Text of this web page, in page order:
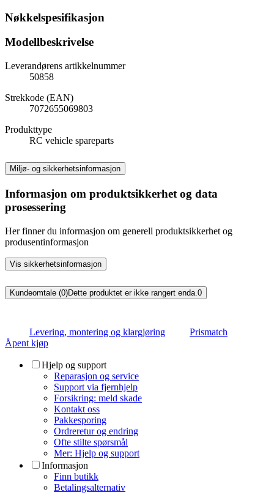
Nøkkelspesifikasjon
Modellbeskrivelse
Leverandørens artikkelnummer
50858
Strekkode (EAN)
7072655069803
Produkttype
RC vehicle spareparts
Miljø- og sikkerhetsinformasjon
Informasjon om produktsikkerhet og data
prosessering
Her finner du informasjon om generell produktsikkerhet og
produsentinformasjon
Vis sikkerhetsinformasjon
Kundeomtale (0)Dette produktet er ikke rangert enda. 0
Levering, montering og klargjøring
Prismatch
Åpent kjøp
Hjelp og support
Reparasjon og service
Support via fjernhjelp
Forsikring: meld skade
Kontakt oss
Pakkesporing
Ordreretur og endring
Ofte stilte spørsmål
Mer: Hjelp og support
Informasjon
Finn butikk
Betalingsalternativ